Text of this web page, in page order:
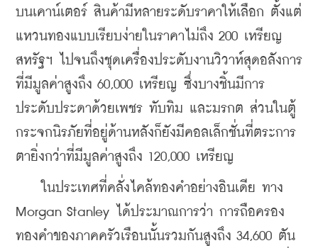
บนเคาน์เตอร์ สินค้ามีหลายระดับราคาให้เลือก ตั้งแต่
แหวนทองแบบเรียบง่ายในราคาไม่ถึง 200 เหรียญ
สหรัฐฯ ไปจนถึงชุดเครื่องประดับงานวิวาห์สุดอลังการ
ที่มีมูลค่าสูงถึง 60,000 เหรียญ ซึ่งบางชิ้นมีการ
ประดับประดาด้วยเพชร ทับทิม และมรกต ส่วนในตู้
กระจกนิรภัยที่อยู่ด้านหลังก็ยังมีคอลเล็กชั่นที่ตระการ
ตายิ่งกว่าที่มีมูลค่าสูงถึง 120,000 เหรียญ
ในประเทศที่คลั่งไคล้ทองคำอย่างอินเดีย ทาง
Morgan Stanley ได้ประมาณการว่า การถือครอง
ทองคำของภาคครัวเรือนนั้นรวมกันสูงถึง 34,600 ตัน